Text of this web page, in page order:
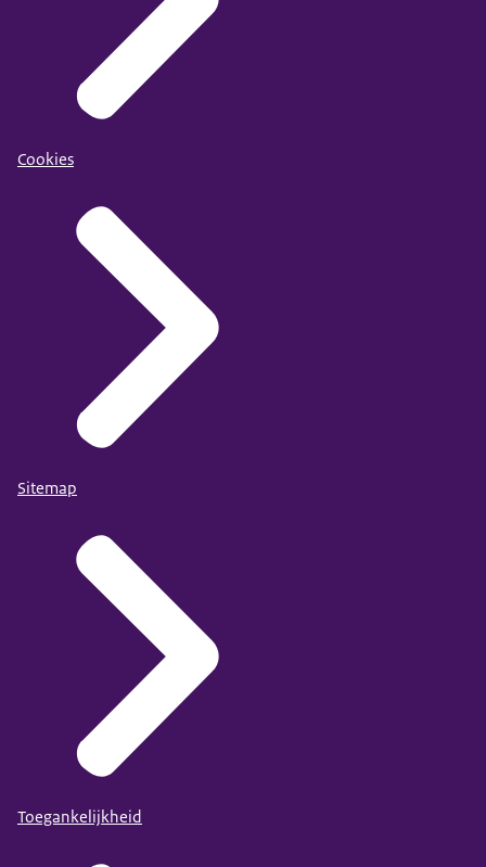
Cookies
Sitemap
Toegankelijkheid